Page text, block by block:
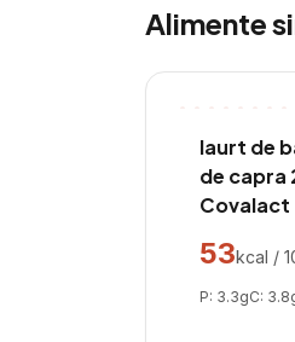
Alimente
Iaurt de
de capra
Covalact
53kcal /
P: 3.3gC: 3.8